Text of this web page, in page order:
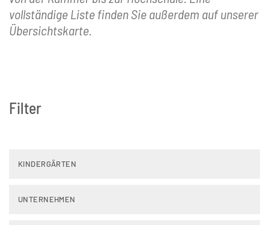
vollständige Liste finden Sie außerdem auf unserer
Übersichtskarte.
Filter
KINDERGÄRTEN
UNTERNEHMEN